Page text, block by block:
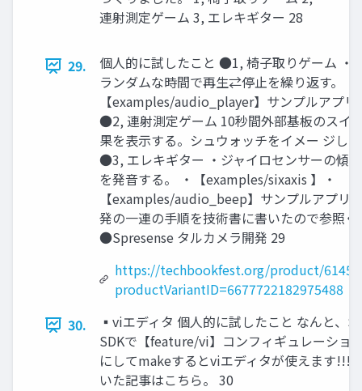
連射測定ゲーム 3, エレキギター 28
29.
個人的に試したこと ●1, 椅子取りゲーム ・
ランダムな時間で再生⇄停止を繰り返す。 ・
【examples/audio_player】サンプルアプ
●2, 連射測定ゲーム 10秒間外部基板のスイ
果を表示する。シュウォッチをイメー ジし
●3, エレキギター ・ジャイロセンサーの傾
を発音する。 ・【examples/sixaxis 】・
【examples/audio_beep】サンプルアプリ
発の一連の手順を技術書に書いたので参照
●Spresense タルカメラ開発 29
https://techbookfest.org/product/
productVariantID=6677722182975488
30.
▪viエディタ 個人的に試したこと なんと、
SDKで【feature/vi】コンフィギュレーショ
にしてmakeするとviエディタが使えます!!!
いた記事はこちら。 30